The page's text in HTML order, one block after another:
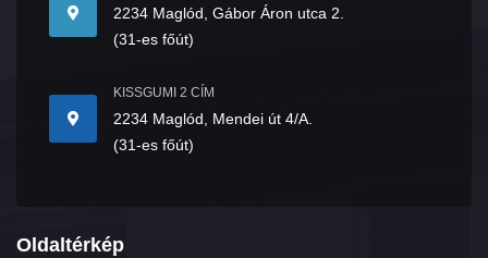
2234 Maglód, Gábor Áron utca 2.
(31-es főút)
KISSGUMI 2 CÍM
2234 Maglód, Mendei út 4/A.
(31-es főút)
Oldaltérkép